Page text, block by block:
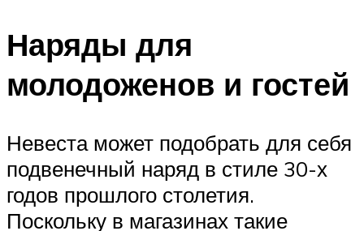
Наряды для
молодоженов и гостей
Невеста может подобрать для себя
подвенечный наряд в стиле 30-х
годов прошлого столетия.
Поскольку в магазинах такие